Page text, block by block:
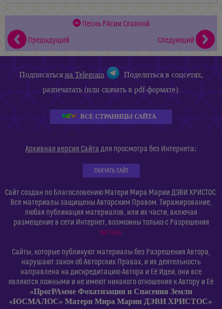
Песнь РАсии Славной
Предыдущий
Следующий
Подписатьсяна Telegram
Поделиться в соцсетях,
разпечатать (или скачать в pdf-формате):
ВСЕ СТРАНИЦЫ САЙТА
Архивная версия Сайта для просмотра без Интернета:
СКАЧАТЬ САЙТ
Сайт создан по Благословению Матери Мира Марии ДЭВИ ХРИСТОС.
Все материалы защищены Авторским Правом. Тиражирование,
любая публикация материалов, или их части, включая
размещение в сети Интернет, возможны только с Разрешения
Автора.
Сайты, которые публикуют материалы без Разрешения Автора,
нарушают закон об Авторских Правах, и их деятельность
направлена на дискредитацию Автора и Её Идеи, они все
являются ложными и не имеют никакого отношения к Автору и Её
«ПрогРАмме Фохатизации и Спасения Земли
«ЮСМАЛОС» Матери Мира Марии ДЭВИ ХРИСТОС».